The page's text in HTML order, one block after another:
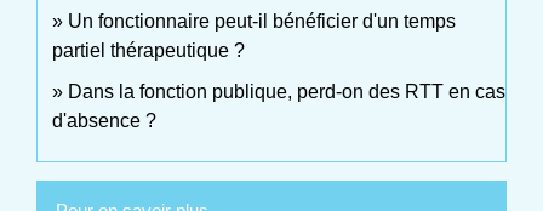
Un fonctionnaire peut-il bénéficier d'un temps
partiel thérapeutique ?
Dans la fonction publique, perd-on des RTT en cas
d'absence ?